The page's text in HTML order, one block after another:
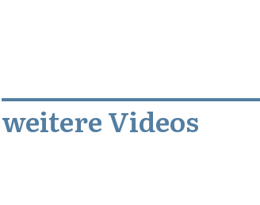
weitere Videos